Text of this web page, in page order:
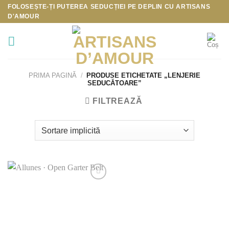
SkipFOLOSEȘTE-ȚI PUTEREA SEDUCȚIEI PE DEPLIN CUARTISANS
D'AMOUR
PRIMA PAGINĂ /
PRODUSE ETICHETATE „LENJERIE
SEDUCĂTOARE”
FILTREAZĂ